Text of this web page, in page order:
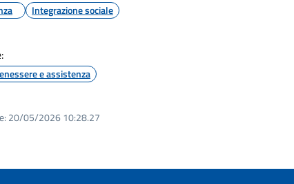
Integrazione sociale
e assistenza
20/05/2026 10:28.27